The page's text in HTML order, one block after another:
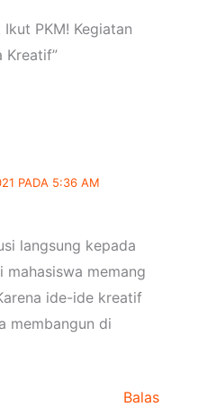
PKM! Kegiatan
Kreatif”
PADA 5:36 AM
langsung kepada
mahasiswa memang
ide-ide kreatif
membangun di
Balas